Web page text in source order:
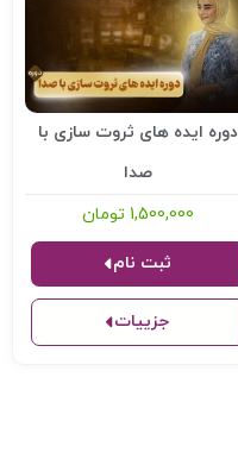
دوره ایده های ثروت سازی با
صدا
1,500,000 تومان
جزییات
ثبت نام